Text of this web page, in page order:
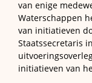
van enige
Waterschappen
van initiatieven
Staatssecretaris
initiatieven van